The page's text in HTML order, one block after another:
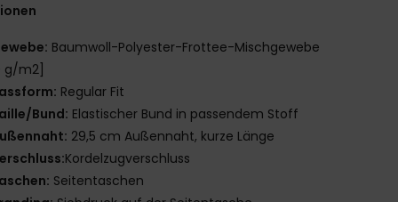
Baumwoll-Polyester-Frottee-Mischgewebe
g/m2]
Regular Fit
Bund: Elastischer Bund in passendem Stoff
29,5 cm Außennaht, kurze Länge
Kordelzugverschluss
Seitentaschen